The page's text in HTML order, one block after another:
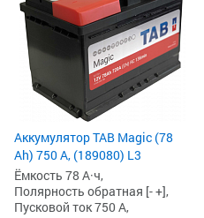
Аккумулятор TAB Magic (78
Ah) 750 А, (189080) L3
Ёмкость 78 А·ч,
Полярность обратная [- +],
Пусковой ток 750 А,